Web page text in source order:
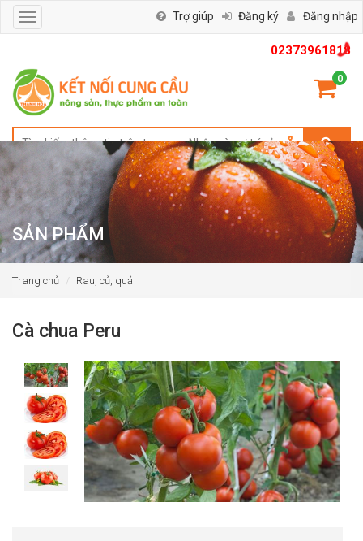
02373961818
0
Toggle
navigation
Trợ giúp Đăng ký Đăng nhập
SẢN PHẨM
Trang chủ Rau, củ, quả
Cà chua Peru